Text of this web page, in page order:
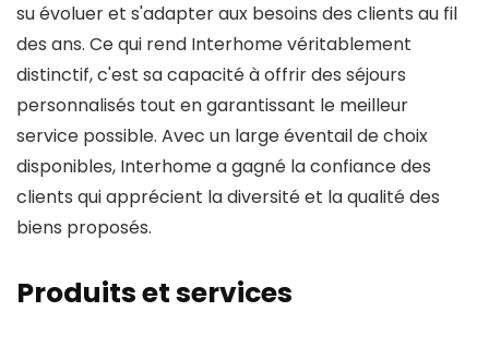
su évoluer et s'adapter aux besoins des clients au fil
des ans. Ce qui rend Interhome véritablement
distinctif, c'est sa capacité à offrir des séjours
personnalisés tout en garantissant le meilleur
service possible. Avec un large éventail de choix
disponibles, Interhome a gagné la confiance des
clients qui apprécient la diversité et la qualité des
biens proposés.
Produits et services